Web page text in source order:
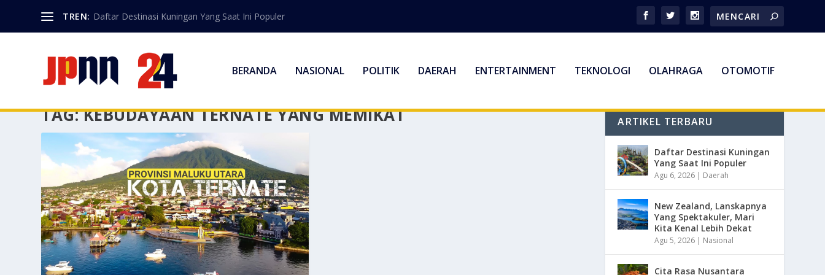
TREN: Daftar Destinasi Kuningan Yang Saat Ini Populer
BERANDA NASIONAL POLITIK DAERAH ENTERTAINMENT TEKNOLOGI OLAHRAGA OTOMOTIF
TAG:KEBUDAYAAN TERNATE YANG MEMIKAT ARTIKEL TERBARU
Daftar Destinasi Kuningan
Yang Saat Ini Populer
Agu 6, 2026 | Daerah
New Zealand, Lanskapnya
Yang Spektakuler, Mari
Kita Kenal Lebih Dekat
Agu 5, 2026 | Nasional
Cita Rasa Nusantara